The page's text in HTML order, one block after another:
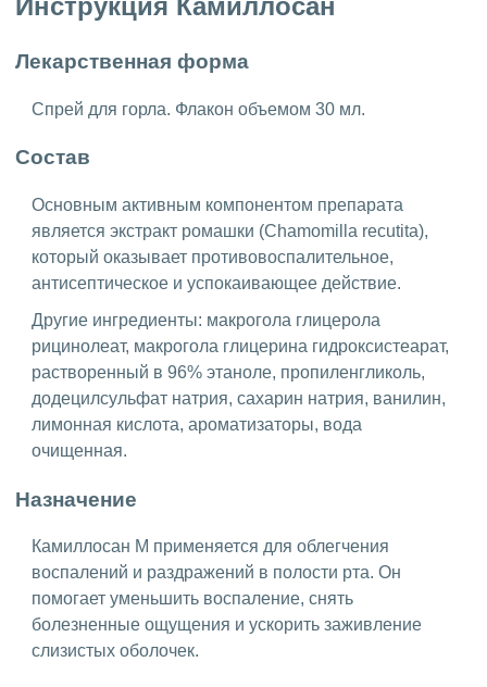
Инструкция Камиллосан
Лекарственная форма
Спрей для горла. Флакон объемом 30 мл.
Состав
Основным активным компонентом препарата
является экстракт ромашки (Chamomilla recutita),
который оказывает противовоспалительное,
антисептическое и успокаивающее действие.
Другие ингредиенты: макрогола глицерола
рицинолеат, макрогола глицерина гидроксистеарат,
растворенный в 96% этаноле, пропиленгликоль,
додецилсульфат натрия, сахарин натрия, ванилин,
лимонная кислота, ароматизаторы, вода
очищенная.
Назначение
Камиллосан М применяется для облегчения
воспалений и раздражений в полости рта. Он
помогает уменьшить воспаление, снять
болезненные ощущения и ускорить заживление
слизистых оболочек.